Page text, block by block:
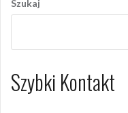
Szukaj
Szybki Kontakt